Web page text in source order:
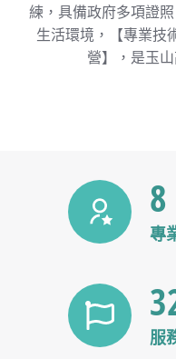
練，具備政府多項證
生活環境，【專業技
營】，是玉
8
專
服